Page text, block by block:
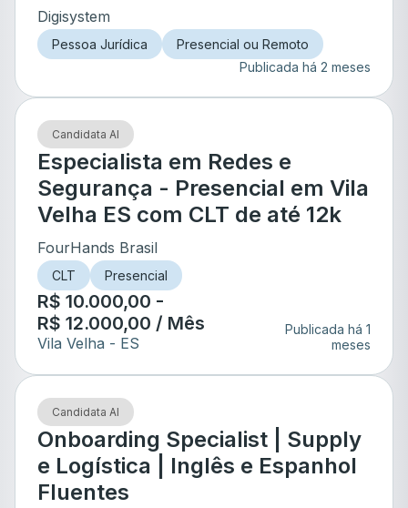
Digisystem
Pessoa Jurídica
Presencial ou Remoto
Publicada há 2 meses
Candidata AI
Especialista em Redes e
Segurança - Presencial em Vila
Velha ES com CLT de até 12k
FourHands Brasil
CLT Presencial
R$ 10.000,00 -
R$ 12.000,00 / Mês
Vila Velha - ES
Publicada há 1
meses
Candidata AI
Onboarding Specialist | Supply
e Logística | Inglês e Espanhol
Fluentes